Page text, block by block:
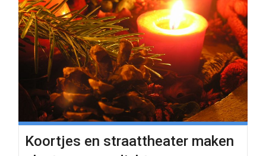
Koortjes en straattheater maken